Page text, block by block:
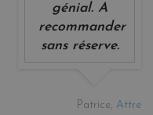
génial. A
recommander
sans réserve.
Patrice, Attre